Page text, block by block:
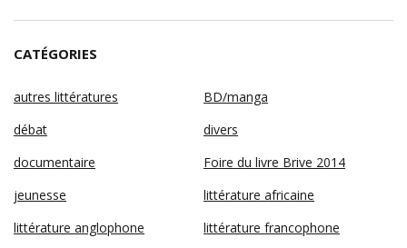
CATÉGORIES
autres littératures
BD/manga
débat
divers
documentaire
Foire du livre Brive 2014
jeunesse
littérature africaine
littérature anglophone
littérature francophone